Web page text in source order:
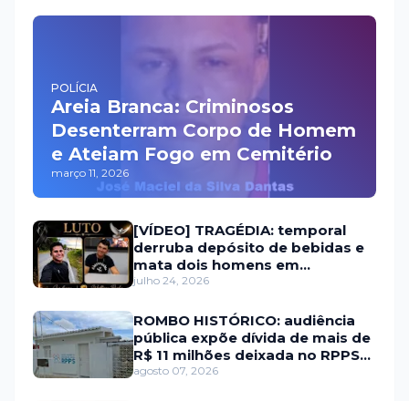
POLÍCIA
Areia Branca: Criminosos
Desenterram Corpo de Homem
e Ateiam Fogo em Cemitério
março 11, 2026
[VÍDEO] TRAGÉDIA: temporal
derruba depósito de bebidas e
mata dois homens em
Portalegre
julho 24, 2026
ROMBO HISTÓRICO: audiência
pública expõe dívida de mais de
R$ 11 milhões deixada no RPPS
de Itaú RN
agosto 07, 2026